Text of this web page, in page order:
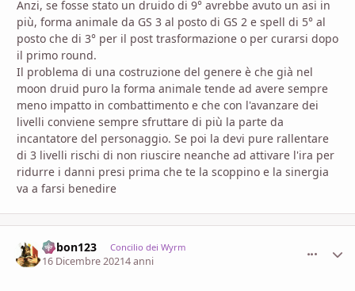
Anzi, se fosse stato un druido di 9° avrebbe avuto un asi in
più, forma animale da GS 3 al posto di GS 2 e spell di 5° al
posto che di 3° per il post trasformazione o per curarsi dopo
il primo round.
Il problema di una costruzione del genere è che già nel
moon druid puro la forma animale tende ad avere sempre
meno impatto in combattimento e che con l'avanzare dei
livelli conviene sempre sfruttare di più la parte da
incantatore del personaggio. Se poi la devi pure rallentare
di 3 livelli rischi di non riuscire neanche ad attivare l'ira per
ridurre i danni presi prima che te la scoppino e la sinergia
va a farsi benedire
bobon123 Concilio dei Wyrm
16 Dicembre 20214 anni